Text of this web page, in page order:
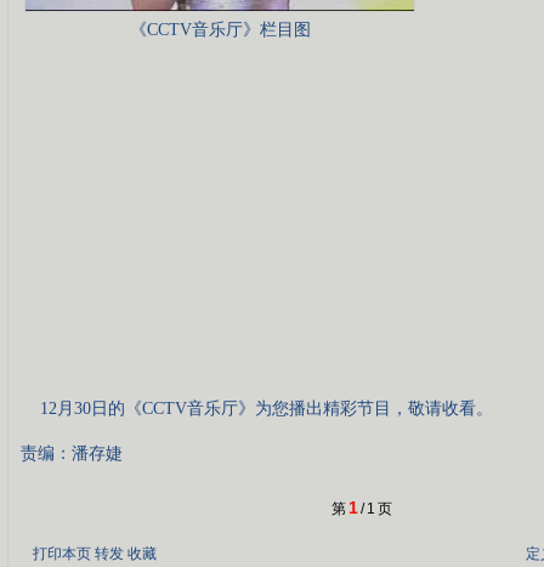
《CCTV音乐厅》栏目图
12月30日的《CCTV音乐厅》为您播出精彩节目，敬请收看。
责编：潘存婕
第 1/ 1 页
打印本页 转发 收藏